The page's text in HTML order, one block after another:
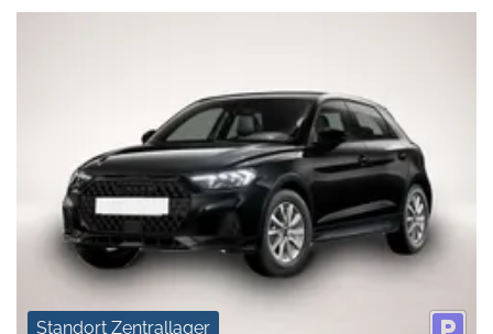
Standort Zentrallager